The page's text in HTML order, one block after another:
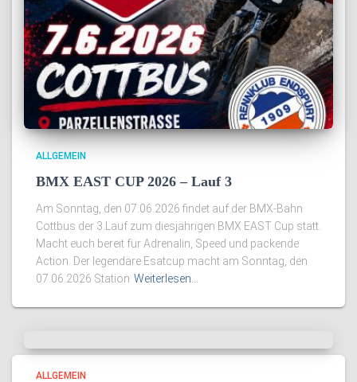
ALLGEMEIN
BMX EAST CUP 2026 – Lauf 3
Am Sonntag, den 07.06.2026 findet auf der BMX-Bahn
Cottbus der 3.Lauf zum diesjährigen BMX EAST Cup statt.
Macht euch bereit für Adrenalin, Speed und packende
Action. Der legendäre Esatcup macht am Sonntag, den
07.06.2026 Station Weiterlesen…
ALLGEMEIN